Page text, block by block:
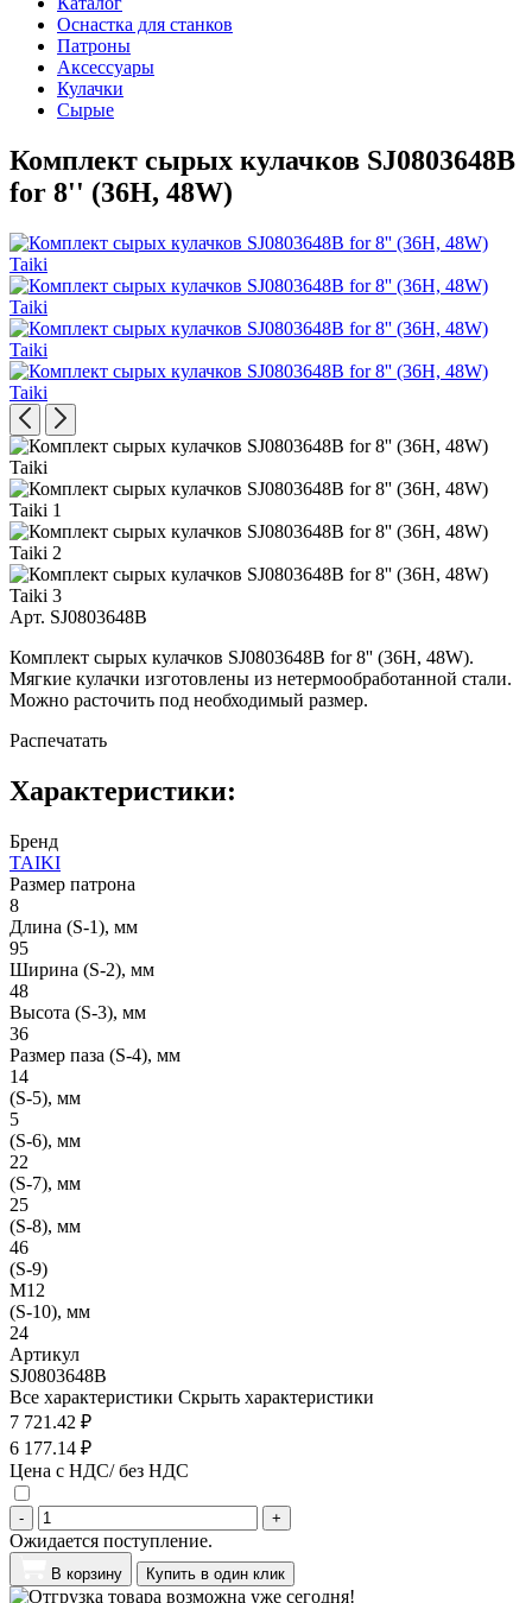
Оснастка для станков
Патроны
Аксессуары
Кулачки
Сырые
Комплект сырых кулачков SJ0803648B
for 8'' (36H, 48W)
Арт. SJ0803648B
Комплект сырых кулачков SJ0803648B for 8'' (36H, 48W).
Мягкие кулачки изготовлены из нетермообработанной стали.
Можно расточить под необходимый размер.
Распечатать
Характеристики:
Бренд
TAIKI
Размер патрона
8
Длина (S-1), мм
95
Ширина (S-2), мм
48
Высота (S-3), мм
36
Размер паза (S-4), мм
14
(S-5), мм
5
(S-6), мм
22
(S-7), мм
25
(S-8), мм
46
(S-9)
M12
(S-10), мм
24
Артикул
SJ0803648B
Все характеристики Скрыть характеристики
7 721.42 ₽
6 177.14 ₽
Цена с НДС/ без НДС
- +
Ожидается поступление.
В корзину Купить в один клик